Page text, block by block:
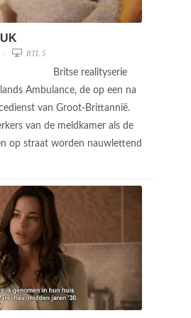
RTL 5
Britse realityserie
Ambulance, de op een na
van Groot-Brittannië.
van de meldkamer als de
op straat worden nauwlettend